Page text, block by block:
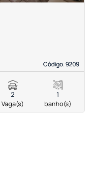
Código. 9209
Código. 9209
2
Vaga(s)
1
banho(s)